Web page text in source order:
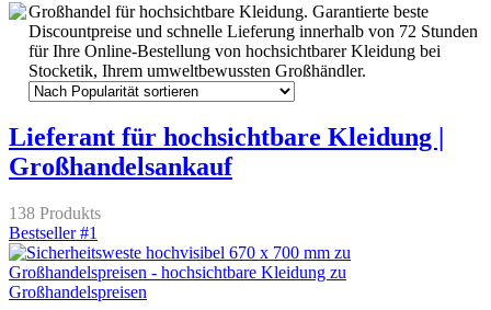
Großhandel für hochsichtbare Kleidung. Garantierte beste
Discountpreise und schnelle Lieferung innerhalb von 72 Stunden
für Ihre Online-Bestellung von hochsichtbarer Kleidung bei
Stocketik, Ihrem umweltbewussten Großhändler.
Lieferant für hochsichtbare Kleidung |
Großhandelsankauf
138 Produkts
Bestseller #1